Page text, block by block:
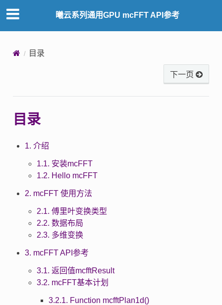
曦云系列通用GPU mcFFT API参考
目录
下一页
目录
1. 介绍
1.1. 安装mcFFT
1.2. Hello mcFFT
2. mcFFT 使用方法
2.1. 傅里叶变换类型
2.2. 数据布局
2.3. 多维变换
3. mcFFT API参考
3.1. 返回值mcfftResult
3.2. mcFFT基本计划
3.2.1. Function mcfftPlan1d()